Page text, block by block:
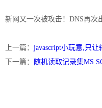
新网又一次被攻击！DNS再次
上一篇： javascript小玩意,只
下一篇：
随机读取记录集MS